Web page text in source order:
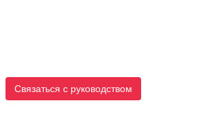
Связаться с руководством